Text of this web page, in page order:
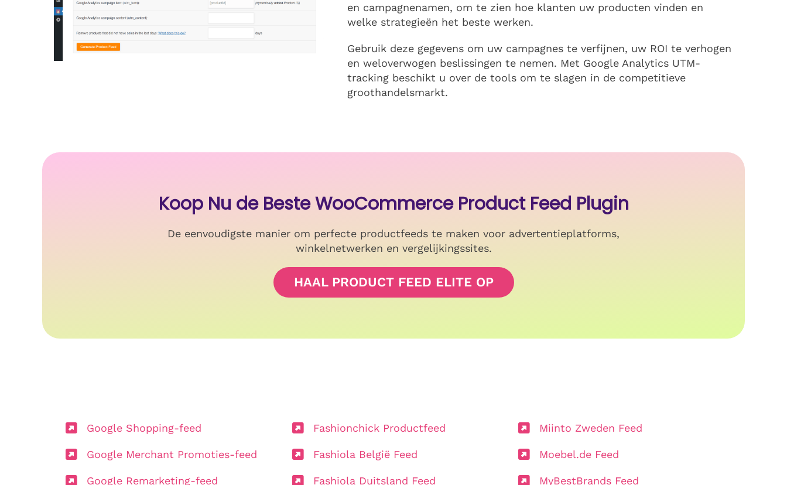
en campagnenamen, om te zien hoe klanten uw producten vinden en
welke strategieën het beste werken.
Gebruik deze gegevens om uw campagnes te verfijnen, uw ROI te verhogen
en weloverwogen beslissingen te nemen. Met Google Analytics UTM-
tracking beschikt u over de tools om te slagen in de competitieve
groothandelsmarkt.
Koop Nu de Beste WooCommerce Product Feed Plugin
De eenvoudigste manier om perfecte productfeeds te maken voor advertentieplatforms,
winkelnetwerken en vergelijkingssites.
HAAL PRODUCT FEED ELITE OP
Google Shopping-feed
Google Merchant Promoties-feed
Google Remarketing-feed
Fashionchick Productfeed
Fashiola België Feed
Fashiola Duitsland Feed
Miinto Zweden Feed
Moebel.de Feed
MyBestBrands Feed